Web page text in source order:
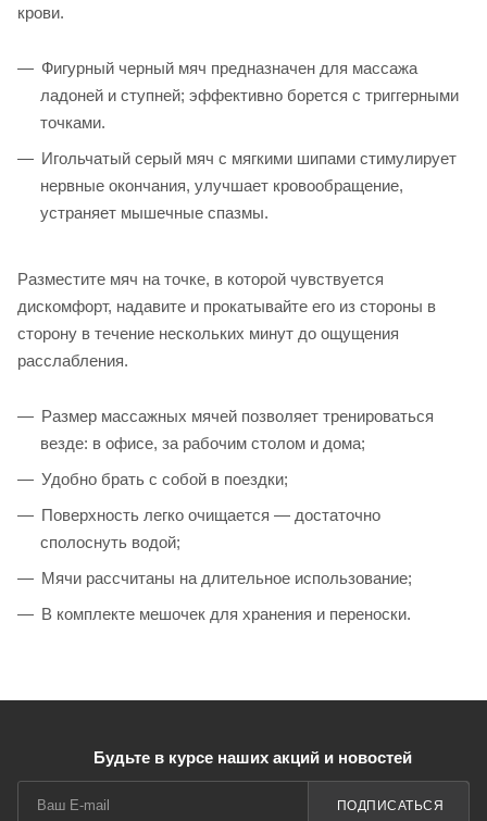
крови.
Фигурный черный мяч предназначен для массажа
ладоней и ступней; эффективно борется с триггерными
точками.
Игольчатый серый мяч с мягкими шипами стимулирует
нервные окончания, улучшает кровообращение,
устраняет мышечные спазмы.
Разместите мяч на точке, в которой чувствуется
дискомфорт, надавите и прокатывайте его из стороны в
сторону в течение нескольких минут до ощущения
расслабления.
Размер массажных мячей позволяет тренироваться
везде: в офисе, за рабочим столом и дома;
Удобно брать с собой в поездки;
Поверхность легко очищается — достаточно
сполоснуть водой;
Мячи рассчитаны на длительное использование;
В комплекте мешочек для хранения и переноски.
Будьте в курсе наших акций и новостей
ПОДПИСАТЬСЯ